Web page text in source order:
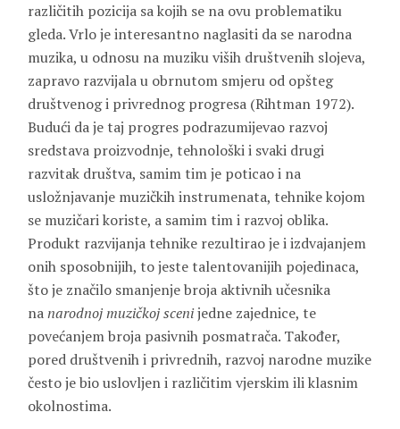
različitih pozicija sa kojih se na ovu problematiku
gleda. Vrlo je interesantno naglasiti da se narodna
muzika, u odnosu na muziku viših društvenih slojeva,
zapravo razvijala u obrnutom smjeru od opšteg
društvenog i privrednog progresa (Rihtman 1972).
Budući da je taj progres podrazumijevao razvoj
sredstava proizvodnje, tehnološki i svaki drugi
razvitak društva, samim tim je poticao i na
usložnjavanje muzičkih instrumenata, tehnike kojom
se muzičari koriste, a samim tim i razvoj oblika.
Produkt razvijanja tehnike rezultirao je i izdvajanjem
onih sposobnijih, to jeste talentovanijih pojedinaca,
što je značilo smanjenje broja aktivnih učesnika
nanarodnoj muzičkoj scenijedne zajednice, te
povećanjem broja pasivnih posmatrača. Također,
pored društvenih i privrednih, razvoj narodne muzike
često je bio uslovljen i različitim vjerskim ili klasnim
okolnostima.